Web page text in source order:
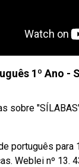
1º Ano -
sobre
português para
Weblei nº 13.